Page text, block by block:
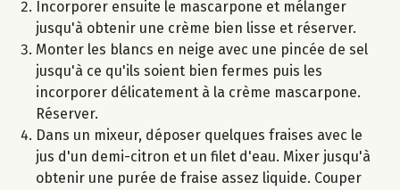
Incorporer ensuite le mascarpone et mélanger
jusqu'à obtenir une crème bien lisse et réserver.
Monter les blancs en neige avec une pincée de sel
jusqu'à ce qu'ils soient bien fermes puis les
incorporer délicatement à la crème mascarpone.
Réserver.
Dans un mixeur, déposer quelques fraises avec le
jus d'un demi-citron et un filet d'eau. Mixer jusqu'à
obtenir une purée de fraise assez liquide. Couper